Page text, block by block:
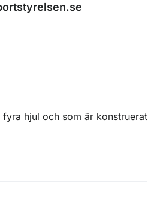
hjul och som är konstruerat